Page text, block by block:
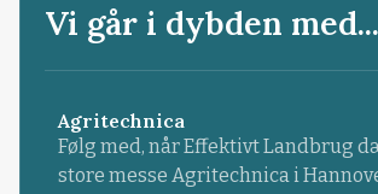
Vi går i dybden med...
Agritechnica
Følg med, når Effektivt Landbrug
store messe Agritechnica i